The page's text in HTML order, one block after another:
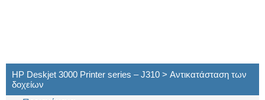
HP Deskjet 3000 Printer series – J310 > Αντικατάσταση των
δοχείων